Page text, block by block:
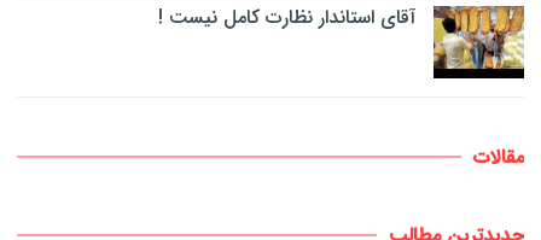
آقای استاندار نظارت کامل نیست !
مقالات